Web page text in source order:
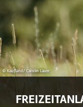
© Kaufland/ Carolin Lauer